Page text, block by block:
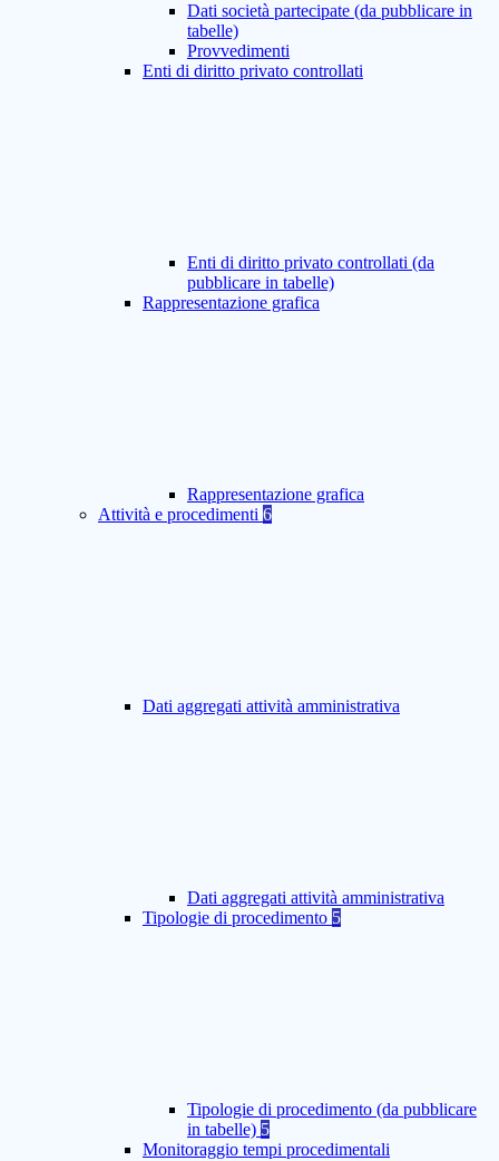
Dati società partecipate (da pubblicare in
tabelle)
Provvedimenti
Enti di diritto privato controllati
Enti di diritto privato controllati (da
pubblicare in tabelle)
Rappresentazione grafica
Rappresentazione grafica
Attività e procedimenti 6
Dati aggregati attività amministrativa
Dati aggregati attività amministrativa
Tipologie di procedimento 5
Tipologie di procedimento (da pubblicare
in tabelle) 5
Monitoraggio tempi procedimentali